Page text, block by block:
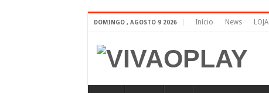
DOMINGO , AGOSTO 9 2026 Início News LOJA